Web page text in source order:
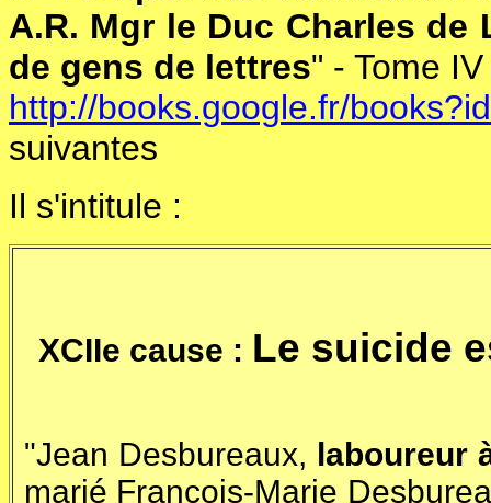
A.R. Mgr le Duc Charles
de gens de lettres" - Tome
http://books.google.fr/
suivantes
Il s'intitule :
XCIIe cause : Le suicide
"Jean Desbureaux, laboureur
marié François-Marie